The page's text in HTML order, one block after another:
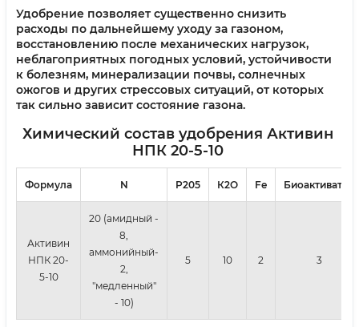
Удобрение позволяет существенно снизить
расходы по дальнейшему уходу за газоном,
восстановлению после механических нагрузок,
неблагоприятных погодных условий, устойчивости
к болезням, минерализации почвы, солнечных
ожогов и других стрессовых ситуаций, от которых
так сильно зависит состояние газона.
Химический состав удобрения Активин
НПК 20-5-10
Формула N P205 К2О Fe Биоактиватор
Активин
НПК 20-
5-10
20 (амидный -
8,
аммонийный-
2,
"медленный"
- 10)
5 10 2 3